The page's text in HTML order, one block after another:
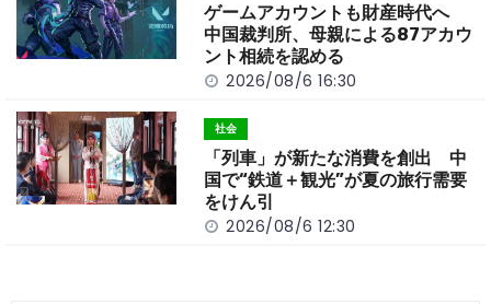
ゲームアカウントも財産時代へ
中国裁判所、母親による87アカウ
ント相続を認める
2026/08/6 16:30
社会
「列車」が新たな消費を創出 中
国で“鉄道＋観光”が夏の旅行需要
をけん引
2026/08/6 12:30